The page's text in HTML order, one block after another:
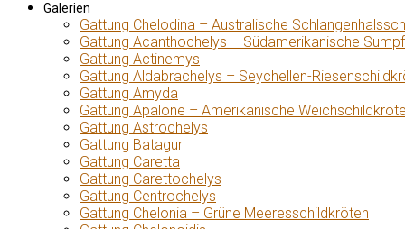
Galerien
Gattung Chelodina – Australische
Gattung Acanthochelys – Südamerikanische
Gattung Actinemys
Gattung Aldabrachelys – Seychellen-
Gattung Amyda
Gattung Apalone – Amerikanische
Gattung Astrochelys
Gattung Batagur
Gattung Caretta
Gattung Carettochelys
Gattung Centrochelys
Gattung Chelonia – Grüne Meeresschildkröten